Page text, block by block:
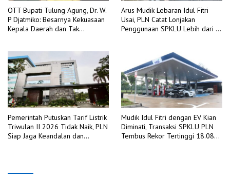
OTT Bupati Tulung Agung, Dr. W.
P Djatmiko: Besarnya Kekuasaan
Kepala Daerah dan Tak
Arus Mudik Lebaran Idul Fitri
Usai, PLN Catat Lonjakan
Penggunaan SPKLU Lebih dari 4
Pemerintah Putuskan Tarif Listrik
Triwulan II 2026 Tidak Naik, PLN
Siap Jaga Keandalan dan
Mudik Idul Fitri dengan EV Kian
Diminati, Transaksi SPKLU PLN
Tembus Rekor Tertinggi 18.088